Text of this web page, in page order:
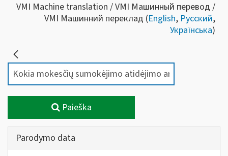
VMI Machine translation / VMI Машинный перевод /
VMI Машинний переклад (English, Русский,
Українська)
Paieška
Parodymo data